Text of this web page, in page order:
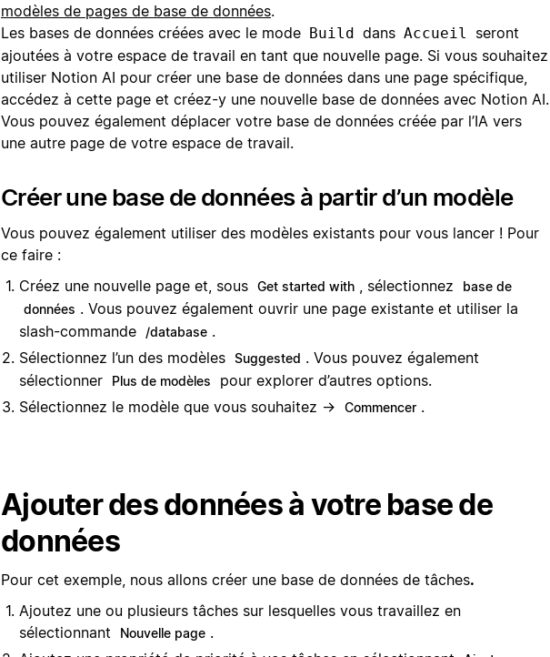
modèles de pages de base de données.
Les bases de données créées avec le mode Build dans Accueil
seront
ajoutées à votre espace de travail en tant que nouvelle page. Si vous souhaitez
utiliser Notion AI pour créer une base de données dans une page spécifique,
accédez à cette page et créez-y une nouvelle base de données avec Notion AI.
Vous pouvez également déplacer votre base de données créée par l’IA vers
une autre page de votre espace de travail.
Créer une base de données à partir d’un modèle
Vous pouvez également utiliser des modèles existants pour vous lancer ! Pour
ce faire :
Créez une nouvelle page et, sous Get started with , sélectionnez
base de
données . Vous pouvez également ouvrir une page existante et utiliser la
slash-commande
/database .
Sélectionnez l’un des modèles Suggested . Vous pouvez également
sélectionner
Plus de modèles
pour explorer d’autres options.
Sélectionnez le modèle que vous souhaitez →
Commencer .
Ajouter des données à votre base de
données
Pour cet exemple, nous allons créer une base de données de tâches.
Ajoutez une ou plusieurs tâches sur lesquelles vous travaillez en
sélectionnant
Nouvelle page .